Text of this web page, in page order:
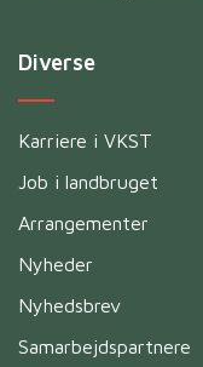
Diverse
Karriere i VKST
Job i landbruget
Arrangementer
Nyheder
Nyhedsbrev
Samarbejdspartnere